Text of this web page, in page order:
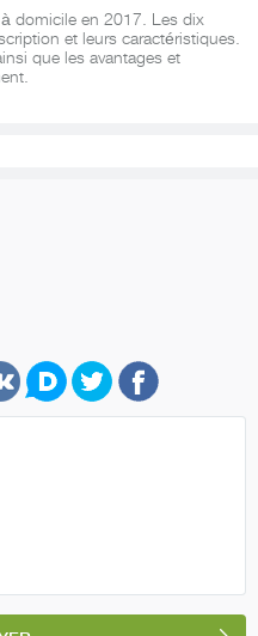
domicile en 2017. Les dix
et leurs caractéristiques.
que les avantages et